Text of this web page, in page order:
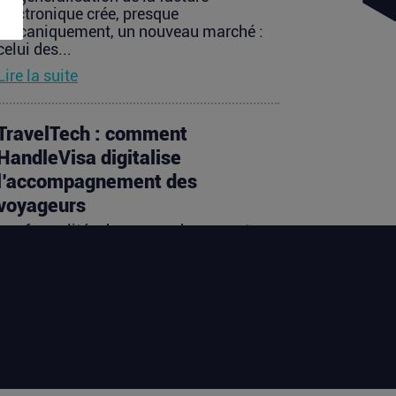
électronique crée, presque
mécaniquement, un nouveau marché :
des...
la suite
: comment
digitalise
l’accompagnement des
formalités de voyage demeurent